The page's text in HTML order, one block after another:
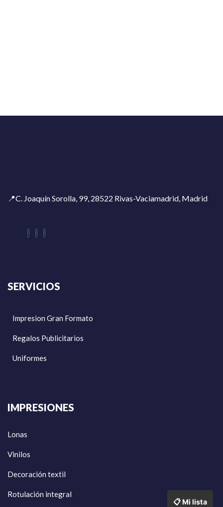
📍C. Joaquín Sorolla, 99, 28522 Rivas-Vaciamadrid, Madrid
SERVICIOS
Impresion Gran Formato
Regalos Publicitarios
Uniformes
IMPRESIONES
Lonas
Vinilos
Decoración textil
Rotulación integral
📋 Mi lista